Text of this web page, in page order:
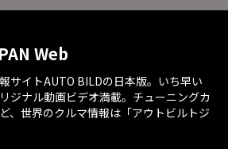
Web
サイトAUTO BILDの日本版。いち早い
ジナル動画ビデオ満載。チューニングカ
、世界のクルマ情報は「アウトビルトジ